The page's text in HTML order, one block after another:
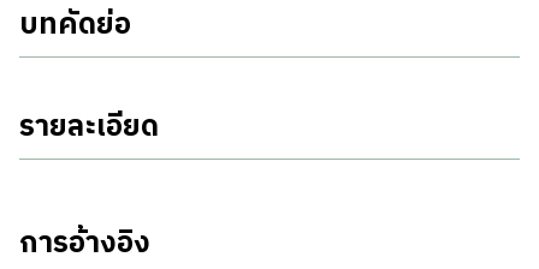
บทคัดย่อ
รายละเอียด
การอ้างอิง